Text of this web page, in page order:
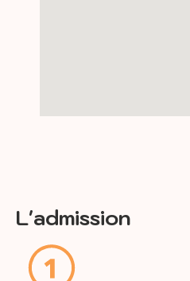
L'admission